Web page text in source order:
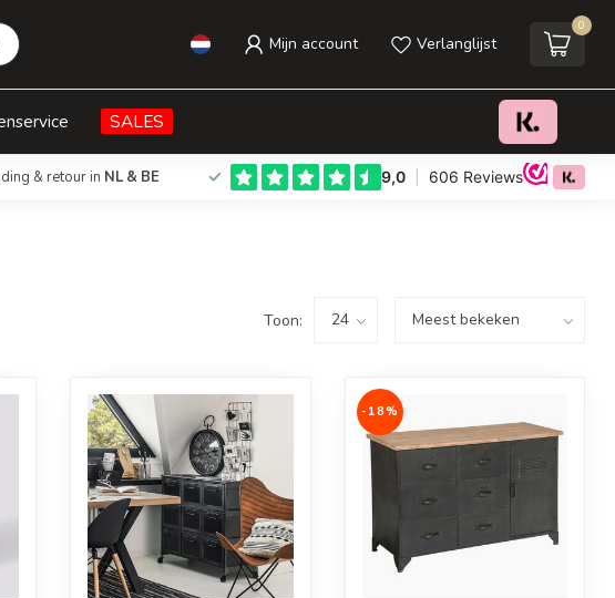
Mijn account Verlanglijst
0
SALES
& retour in NL & BE
Toon:
-18%